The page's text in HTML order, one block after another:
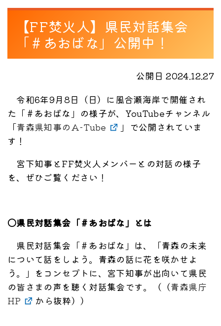
【FF焚火人】県民対話集会
「＃あおばな」公開中！
公開日 2024.12.27
令和6年9月8日（日）に風合瀬海岸で開催され
た「＃あおばな」の様子が、YouTubeチャンネル
「青森県知事のA-Tube
」で公開されていま
す！
宮下知事とFF焚火人メンバーとの対話の様子
を、ぜひご覧ください！
〇県民対話集会「＃あおばな」とは
県民対話集会「＃あおばな」は、「青森の未来
について話をしよう。青森の話に花を咲かせよ
う。」をコンセプトに、宮下知事が出向いて県民
の皆さまの声を聴く対話集会です。（（青森県庁
HP
から抜粋））